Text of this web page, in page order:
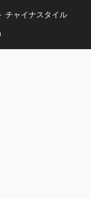
チャイナスタイル